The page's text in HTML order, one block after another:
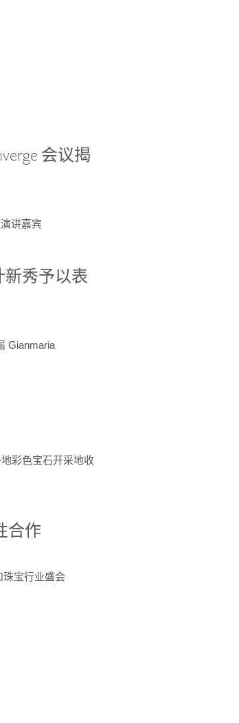
会议揭
讲嘉宾
新秀予以表
Gianmaria
彩色宝石开采地收
合作
珠宝行业盛会